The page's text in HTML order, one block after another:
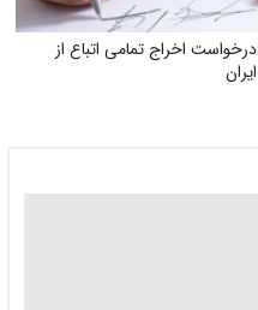
درخواست اخراج تمامی اتباع از
ایران